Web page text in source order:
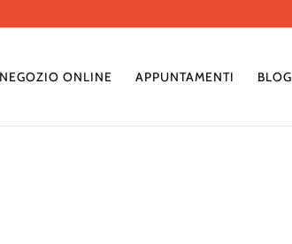
NEGOZIO ONLINE APPUNTAMENTI BLOG